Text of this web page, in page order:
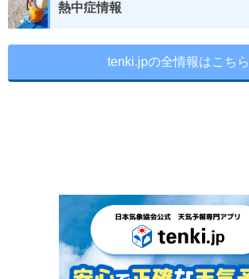
熱中症情報
tenki.jpの全情報はこちら